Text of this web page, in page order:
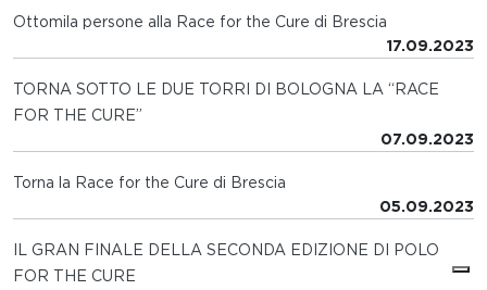
Ottomila persone alla Race for the Cure di Brescia
17.09.2023
TORNA SOTTO LE DUE TORRI DI BOLOGNA LA “RACE
FOR THE CURE”
07.09.2023
Torna la Race for the Cure di Brescia
05.09.2023
IL GRAN FINALE DELLA SECONDA EDIZIONE DI POLO
FOR THE CURE